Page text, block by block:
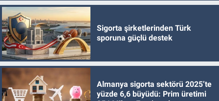
Sigorta şirketlerinden Türk
sporuna güçlü destek
Almanya sigorta sektörü 2025’te
yüzde 6,6 büyüdü: Prim üretimi